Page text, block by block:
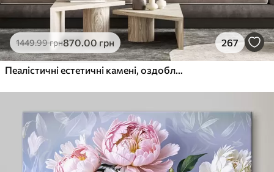
1449.99грн870.00 грн 267
Пеалістичні естетичні камені, оздоблення будинку, природне освітлення